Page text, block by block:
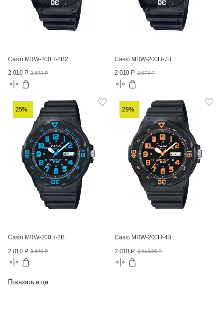
Casio MRW-200H-2B2
2 010 Р 2 678 Р
Casio MRW-200H-7B
2 010 Р 2 678 Р
25%
Casio MRW-200H-2B
2 010 Р 2 678 Р
29%
Casio MRW-200H-4B
2 010 Р 2 818.95 Р
Показать ещё